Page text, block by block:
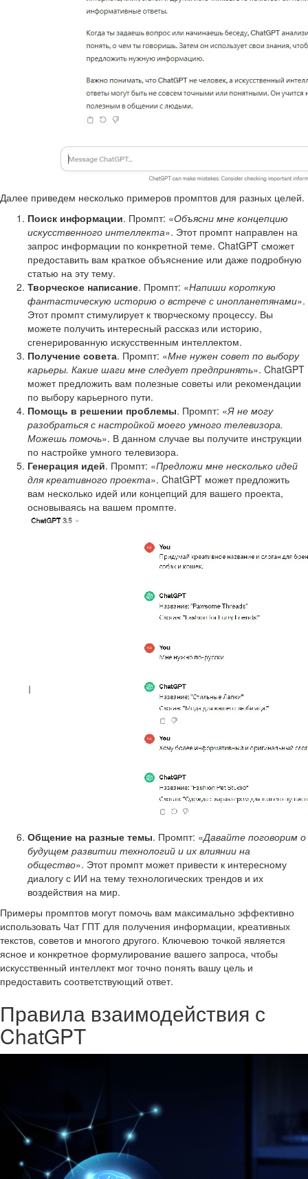
Далее приведем несколько примеров промптов для разных целей.
Поиск информации. Промпт: «Объясни мне концепцию
искусственного интеллекта». Этот промпт направлен на
запрос информации по конкретной теме. ChatGPT сможет
предоставить вам краткое объяснение или даже подробную
статью на эту тему.
Творческое написание. Промпт: «Напиши короткую
фантастическую историю о встрече с инопланетянами».
Этот промпт стимулирует к творческому процессу. Вы
можете получить интересный рассказ или историю,
сгенерированную искусственным интеллектом.
Получение совета. Промпт: «Мне нужен совет по выбору
карьеры. Какие шаги мне следует предпринять». ChatGPT
может предложить вам полезные советы или рекомендации
по выбору карьерного пути.
Помощь в решении проблемы. Промпт: «Я не могу
разобраться с настройкой моего умного телевизора.
Можешь помочь». В данном случае вы получите инструкции
по настройке умного телевизора.
Генерация идей. Промпт: «Предложи мне несколько идей
для креативного проекта». ChatGPT может предложить
вам несколько идей или концепций для вашего проекта,
основываясь на вашем промпте.
Общение на разные темы. Промпт: «Давайте поговорим о
будущем развитии технологий и их влиянии на
общество». Этот промпт может привести к интересному
диалогу с ИИ на тему технологических трендов и их
воздействия на мир.
Примеры промптов могут помочь вам максимально эффективно
использовать Чат ГПТ для получения информации, креативных
текстов, советов и многого другого. Ключевою точкой является
ясное и конкретное формулирование вашего запроса, чтобы
искусственный интеллект мог точно понять вашу цель и
предоставить соответствующий ответ.
Правила взаимодействия с
ChatGPT